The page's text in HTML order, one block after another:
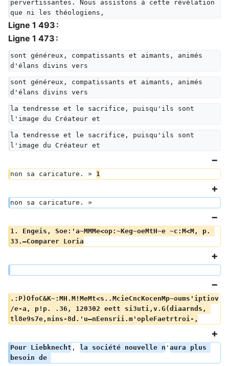
pervertissantes. Nous assistons à cette révélation
que ni les théologiens,
Ligne 1 493 :
Ligne 1 473 :
sont généreux, compatissants et aimants, animés
d'élans divins vers
sont généreux, compatissants et aimants, animés
d'élans divins vers
la tendresse et le sacrifice, puisqu'ils sont
l'image du Créateur et
la tendresse et le sacrifice, puisqu'ils sont
l'image du Créateur et
non sa caricature. » 1
non sa caricature. »
1. Engeis, Soe:'a~MMMe<op:~Keg~oeMtH~e ~c:M<M, p.
33.–Comparer Loria
.:P)OfoC&K~:MH.M!MeMt<s..McieCncKocenMp~oums'iptiov
/e-a, p!p. .36, 120302 eett si3uti,v.G(diaarnds,
tl8e9s7e,nins-8d.'u–nEensrii.m'opleFaetrtroi-,
Pour Liebknecht , la société nouvelle n ' aura plus
besoin de